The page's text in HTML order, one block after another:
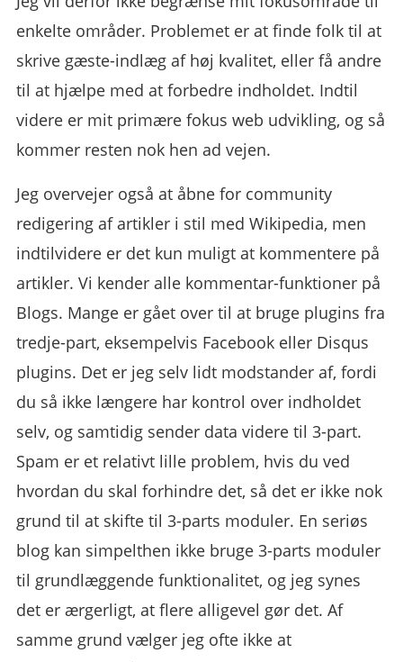
enkelte områder. Problemet er at finde folk til at
skrive gæste-indlæg af høj kvalitet, eller få andre
til at hjælpe med at forbedre indholdet. Indtil
videre er mit primære fokus web udvikling, og så
kommer resten nok hen ad vejen.
Jeg overvejer også at åbne for community
redigering af artikler i stil med Wikipedia, men
indtilvidere er det kun muligt at kommentere på
artikler. Vi kender alle kommentar-funktioner på
Blogs. Mange er gået over til at bruge plugins fra
tredje-part, eksempelvis Facebook eller Disqus
plugins. Det er jeg selv lidt modstander af, fordi
du så ikke længere har kontrol over indholdet
selv, og samtidig sender data videre til 3-part.
Spam er et relativt lille problem, hvis du ved
hvordan du skal forhindre det, så det er ikke nok
grund til at skifte til 3-parts moduler. En seriøs
blog kan simpelthen ikke bruge 3-parts moduler
til grundlæggende funktionalitet, og jeg synes
det er ærgerligt, at flere alligevel gør det. Af
samme grund vælger jeg ofte ikke at